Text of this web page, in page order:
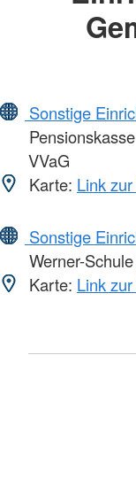
Sonstige
VVaG
Karte: Link
Sonstige
Werner-
Karte: Link